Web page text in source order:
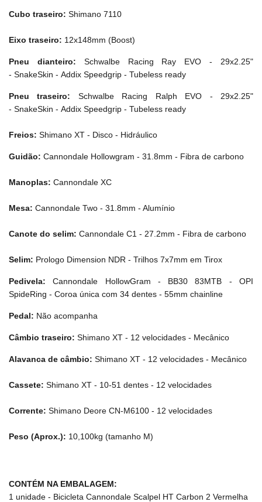
Cubo traseiro: Shimano 7110
Eixo traseiro: 12x148mm (Boost)
Pneu dianteiro: Schwalbe Racing Ray EVO - 29x2.25"
- SnakeSkin - Addix Speedgrip - Tubeless ready
Pneu traseiro: Schwalbe Racing Ralph EVO - 29x2.25"
- SnakeSkin - Addix Speedgrip - Tubeless ready
Freios: Shimano XT - Disco - Hidráulico
Guidão: Cannondale Hollowgram - 31.8mm - Fibra de carbono
Manoplas: Cannondale XC
Mesa: Cannondale Two - 31.8mm - Alumínio
Canote do selim: Cannondale C1 - 27.2mm - Fibra de carbono
Selim: Prologo Dimension NDR - Trilhos 7x7mm em Tirox
Pedivela: Cannondale HollowGram - BB30 83MTB - OPI
SpideRing - Coroa única com 34 dentes - 55mm chainline
Pedal: Não acompanha
Câmbio traseiro: Shimano XT - 12 velocidades - Mecânico
Alavanca de câmbio: Shimano XT - 12 velocidades - Mecânico
Cassete: Shimano XT - 10-51 dentes - 12 velocidades
Corrente: Shimano Deore CN-M6100 - 12 velocidades
Peso (Aprox.): 10,100kg (tamanho M)
CONTÉM NA EMBALAGEM:
1 unidade - Bicicleta Cannondale Scalpel HT Carbon 2 Vermelha